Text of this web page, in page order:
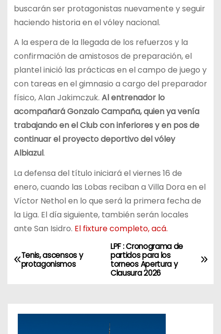
buscarán ser protagonistas nuevamente y seguir
haciendo historia en el vóley nacional.
A la espera de la llegada de los refuerzos y la
confirmación de amistosos de preparación, el
plantel inició las prácticas en el campo de juego y
con tareas en el gimnasio a cargo del preparador
físico, Alan Jakimczuk. Al entrenador lo
acompañará Gonzalo Campaña, quien ya venía
trabajando en el Club con inferiores y en pos de
continuar el proyecto deportivo del vóley
Albiazul.
La defensa del título iniciará el viernes 16 de
enero, cuando las Lobas reciban a Villa Dora en el
Víctor Nethol en lo que será la primera fecha de
la Liga. El día siguiente, también serán locales
ante San Isidro. El fixture completo, acá.
N
a
e
LPF : Cronograma de
partidos para los
torneos Apertura y
Clausura 2026
Tenis, ascensos y
protagonismos